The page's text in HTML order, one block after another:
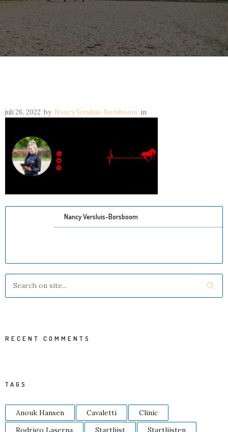
juli 26, 2022 by Nancy Versluis-Borsboom in
Nancy Versluis-Borsboom
RECENT COMMENTS
TAGS
Anouk Hansen Cavaletti
Clinic
Rodrigo Laserna
Startlijst Startlijsten